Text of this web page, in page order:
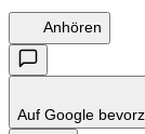
Anhören
Auf Google